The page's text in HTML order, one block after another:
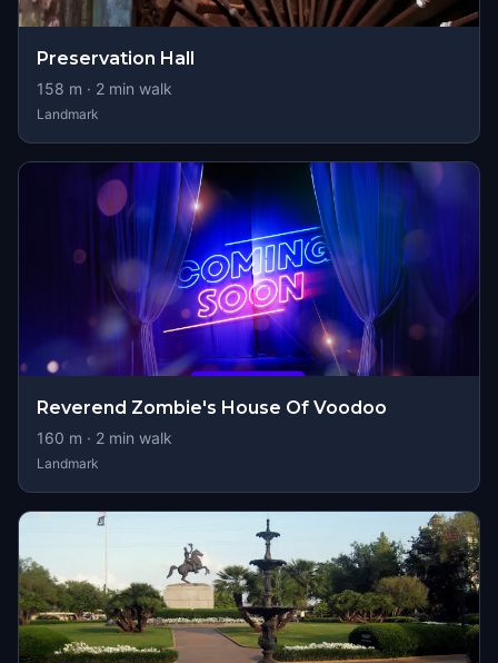
Preservation Hall
158 m · 2 min walk
Landmark
Reverend Zombie's House Of Voodoo
160 m · 2 min walk
Landmark